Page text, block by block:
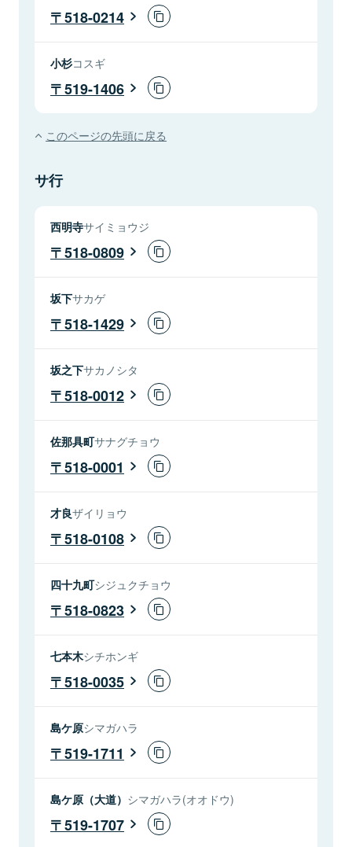
518-0214
小杉コスギ
519-1406
このページの先頭に戻る
サ行
西明寺サイミョウジ
518-0809
坂下サカゲ
518-1429
坂之下サカノシタ
518-0012
佐那具町サナグチョウ
518-0001
才良ザイリョウ
518-0108
四十九町シジュクチョウ
518-0823
七本木シチホンギ
518-0035
島ケ原シマガハラ
519-1711
島ケ原（大道） シマガハラ(オオドウ)
519-1707